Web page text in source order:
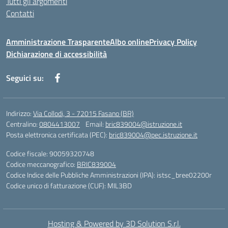
Contatti
Amministrazione TrasparenteAlbo onlinePrivacy Policy
Dichiarazione di accessibilità
Seguici su:
Indirizzo:Via Collodi, 3 - 72015 Fasano (BR)
Centralino:0804413007 Email: bric839004@istruzione.it
Posta elettronica certificata (PEC): bric839004@pec.istruzione.it
Codice fiscale: 90059320748
Codice meccanografico: BRIC839004
Codice Indice delle Pubbliche Amministrazioni (IPA): istsc_bree02200r
Codice unico di fatturazione (CUF): MIL3BD
Hosting & Powered by 3D Solution S.r.l.